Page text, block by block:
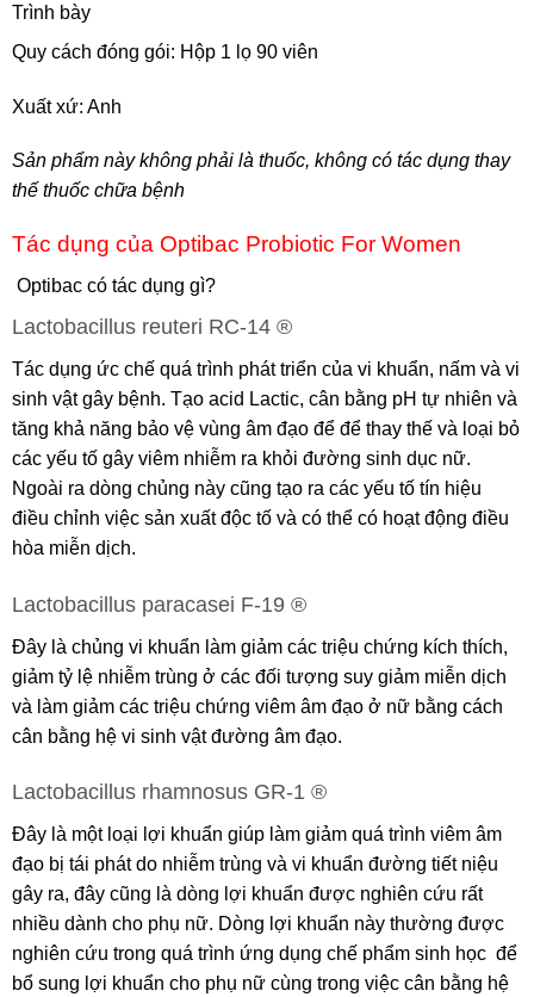
Trình bày
Quy cách đóng gói: Hộp 1 lọ 90 viên
Xuất xứ: Anh
Sản phẩm này không phải là thuốc, không có tác dụng thay
thế thuốc chữa bệnh
Tác dụng của Optibac Probiotic For Women
Optibac có tác dụng gì?
Lactobacillus reuteri RC-14 ®
Tác dụng ức chế quá trình phát triển của vi khuẩn, nấm và vi
sinh vật gây bệnh. Tạo acid Lactic, cân bằng pH tự nhiên và
tăng khả năng bảo vệ vùng âm đạo để để thay thế và loại bỏ
các yếu tố gây viêm nhiễm ra khỏi đường sinh dục nữ.
Ngoài ra dòng chủng này cũng tạo ra các yếu tố tín hiệu
điều chỉnh việc sản xuất độc tố và có thể có hoạt động điều
hòa miễn dịch.
Lactobacillus paracasei F-19 ®
Đây là chủng vi khuẩn làm giảm các triệu chứng kích thích,
giảm tỷ lệ nhiễm trùng ở các đối tượng suy giảm miễn dịch
và làm giảm các triệu chứng viêm âm đạo ở nữ bằng cách
cân bằng hệ vi sinh vật đường âm đạo.
Lactobacillus rhamnosus GR-1 ®
Đây là một loại lợi khuẩn giúp làm giảm quá trình viêm âm
đạo bị tái phát do nhiễm trùng và vi khuẩn đường tiết niệu
gây ra, đây cũng là dòng lợi khuẩn được nghiên cứu rất
nhiều dành cho phụ nữ. Dòng lợi khuẩn này thường được
nghiên cứu trong quá trình ứng dụng chế phẩm sinh học để
bổ sung lợi khuẩn cho phụ nữ cùng trong việc cân bằng hệ